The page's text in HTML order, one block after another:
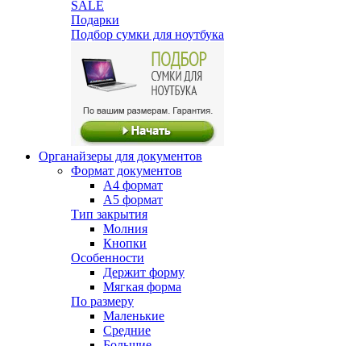
SALE
Подарки
Подбор сумки для ноутбука
Органайзеры для документов
Формат документов
А4 формат
А5 формат
Тип закрытия
Молния
Кнопки
Особенности
Держит форму
Мягкая форма
По размеру
Маленькие
Средние